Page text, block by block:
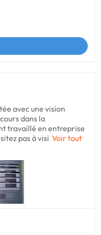
avec une vision
dans la
travaillé en entreprise
pas à visi Voir tout